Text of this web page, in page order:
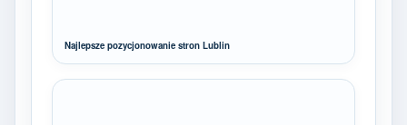
Najlepsze pozycjonowanie stron Lublin